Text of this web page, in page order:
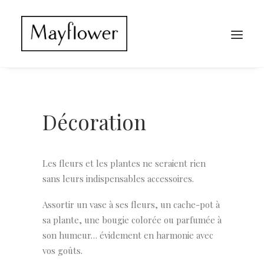
Décoration
Les fleurs et les plantes ne seraient rien
sans leurs indispensables accessoires.
Assortir un vase à ses fleurs, un cache-pot à
sa plante, une bougie colorée ou parfumée à
son humeur… évidement en harmonie avec
vos goûts.